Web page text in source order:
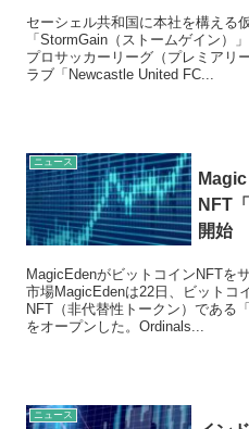
セーシェル共和国に本社を構える
「StormGain（ストームゲイン）
プロサッカーリーグ（プレミアリ
ラブ「Newcastle United FC...
ニュース
NFT
開始
MagicEdenがビットコインNFTを
市場MagicEdenは22日、ビットコ
NFT（非代替性トークン）である
をオープンした。Ordinals...
ニュース